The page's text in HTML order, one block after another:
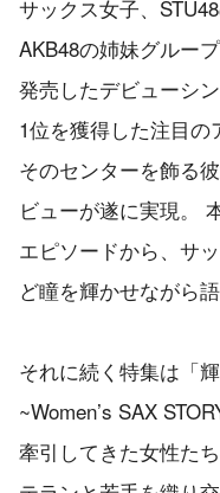
サックス女子、
AKB48の姉妹グルー
発売したデビューシ
1位を獲得した注目の
そのセンターを飾る
ビューが遂に実現。
エピソードから、サ
ど瞳を輝かせながら
それに続く特集は「
~Women’s SAX
牽引してきた女性た